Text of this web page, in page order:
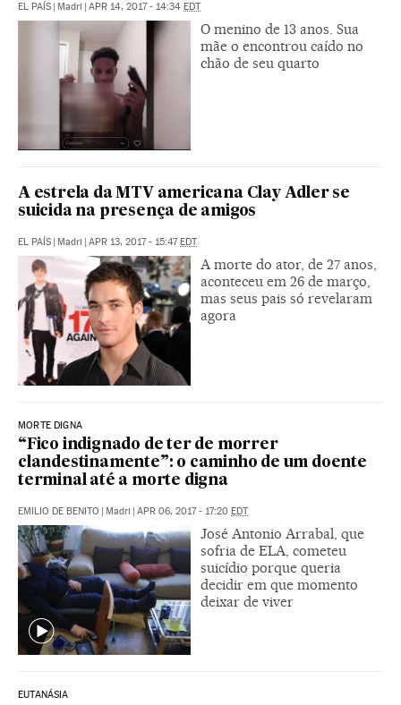
EL PAÍS | Madri | APR 14, 2017 - 14:34 EDT
O menino de 13 anos. Sua
mãe o encontrou caído no
chão de seu quarto
A estrela da MTV americana Clay Adler se
suicida na presença de amigos
EL PAÍS | Madri | APR 13, 2017 - 15:47EDT
A morte do ator, de 27 anos,
aconteceu em 26 de março,
mas seus pais só revelaram
agora
MORTE DIGNA
“Fico indignado de ter de morrer
clandestinamente”: o caminho de um doente
terminal até a morte digna
EMILIO DE BENITO | Madri | APR 06, 2017 - 17:20 EDT
José Antonio Arrabal, que
sofria de ELA, cometeu
suicídio porque queria
decidir em que momento
deixar de viver
EUTANÁSIA